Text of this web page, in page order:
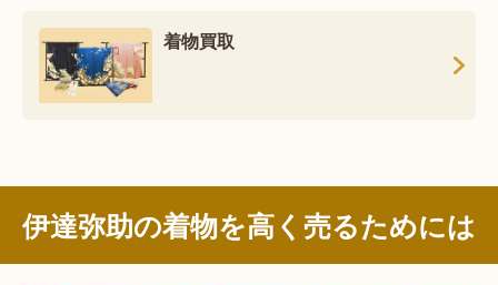
着物買取
伊達弥助の着物を高く売るためには